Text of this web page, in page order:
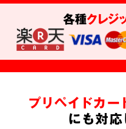
各種クレジ
プリペイドカー
にも対